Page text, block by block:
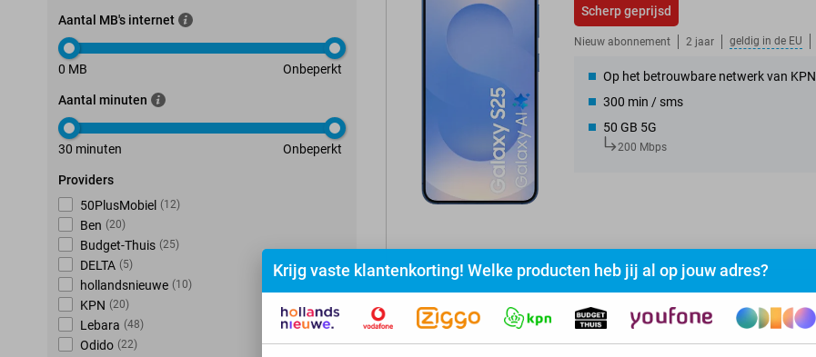
Aantal MB's internet
0 MB Onbeperkt
Aantal minuten
30 minuten Onbeperkt
Providers
50PlusMobiel (12)
Ben (20)
Budget-Thuis (25)
DELTA (5)
hollandsnieuwe (10)
KPN (20)
Lebara (48)
Odido (22)
Scherp geprijsd
Nieuw abonnement 2 jaar geldig in de EU
Op het betrouwbare netwerk van KPN
300 min / sms
50 GB 5G
200 Mbps
Krijg jij vaste klanten- of familiekorting bij Belsimpel?
Krijg vaste klantenkorting! Welke producten heb jij al op jouw adres?